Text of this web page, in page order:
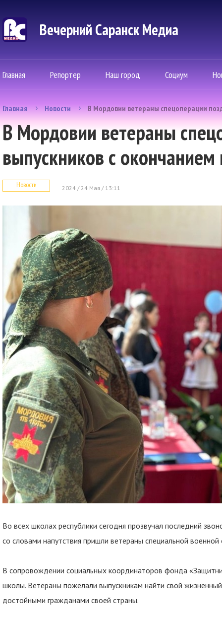
Вечерний Саранск Mедиа
Главная Репортер Наш город Социум
Главная Новости В Мордовии ветераны спецоперации
В Мордовии ветераны
выпускников с
Новости 2024 / 24 Мая / 13:11
Во всех школах республики сегодня прозвучал последний
со словами напутствия пришли ветераны специальной военной
В сопровождении социальных координаторов фонда
школы. Ветераны пожелали выпускникам найти свой
достойными гражданами своей страны.